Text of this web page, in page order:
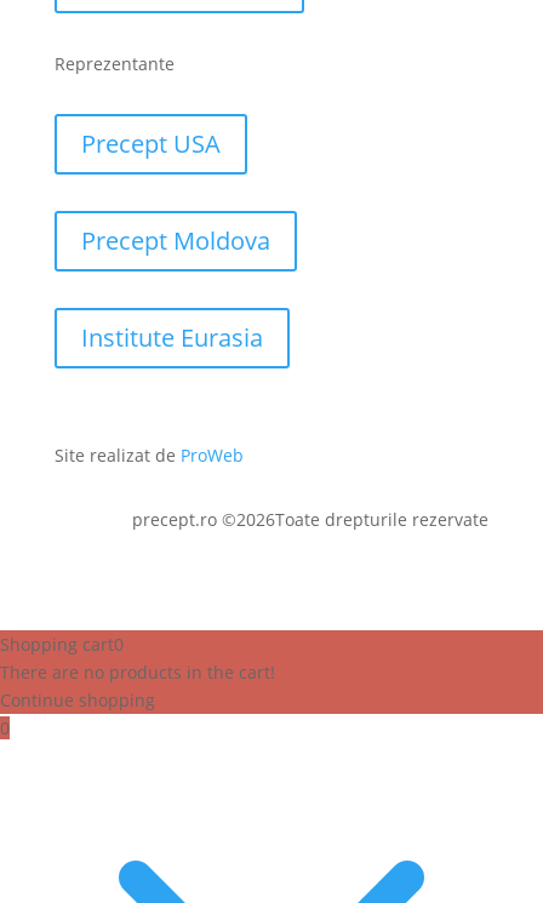
Reprezentante
Precept USA
Precept Moldova
Institute Eurasia
Site realizat de ProWeb
precept.ro ©2026Toate drepturile rezervate
Shopping cart0
There are no products in the cart!
Continue shopping
0